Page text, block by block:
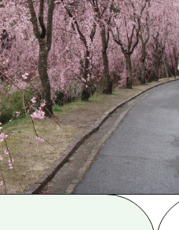
2晚3天
美北
艺北
宫岛周边
东山口
爱媛
岛根
通过视频介绍广岛县的魅力！